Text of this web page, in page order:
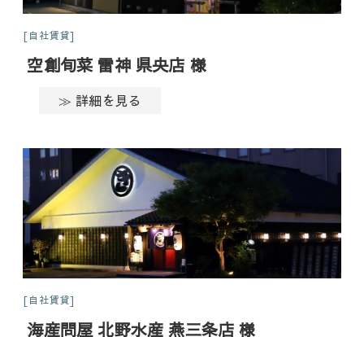
自社賃貸
空創旬菜 雷神 県央店 様
≫ 詳細を見る
自社賃貸
海産問屋 北野水産 燕三条店 様